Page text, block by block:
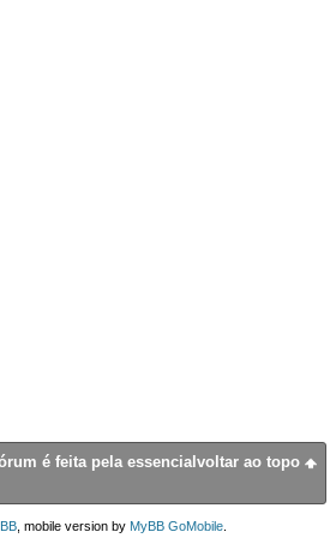
voltar ao topo
é feita pela essencial
, mobile version by MyBB GoMobile.